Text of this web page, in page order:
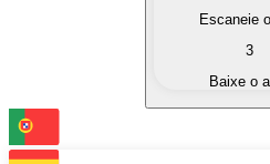
Converta suas
Troque uma
Escaneie
3
Baixe o